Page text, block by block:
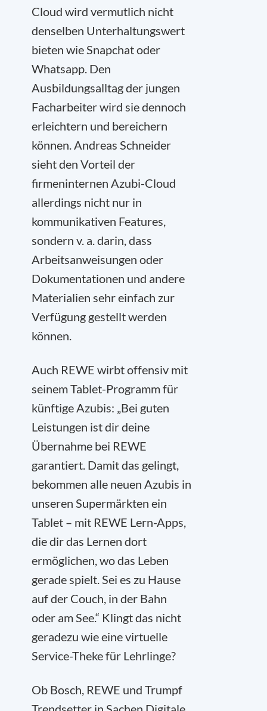
Cloud wird vermutlich nicht
denselben Unterhaltungswert
bieten wie Snapchat oder
Whatsapp. Den
Ausbildungsalltag der jungen
Facharbeiter wird sie dennoch
erleichtern und bereichern
können. Andreas Schneider
sieht den Vorteil der
firmeninternen Azubi-Cloud
allerdings nicht nur in
kommunikativen Features,
sondern v. a. darin, dass
Arbeitsanweisungen oder
Dokumentationen und andere
Materialien sehr einfach zur
Verfügung gestellt werden
können.
Auch REWE wirbt offensiv mit
seinem Tablet-Programm für
künftige Azubis: „Bei guten
Leistungen ist dir deine
Übernahme bei REWE
garantiert. Damit das gelingt,
bekommen alle neuen Azubis in
unseren Supermärkten ein
Tablet – mit REWE Lern-Apps,
die dir das Lernen dort
ermöglichen, wo das Leben
gerade spielt. Sei es zu Hause
auf der Couch, in der Bahn
oder am See.“ Klingt das nicht
geradezu wie eine virtuelle
Service-Theke für Lehrlinge?
Ob Bosch, REWE und Trumpf